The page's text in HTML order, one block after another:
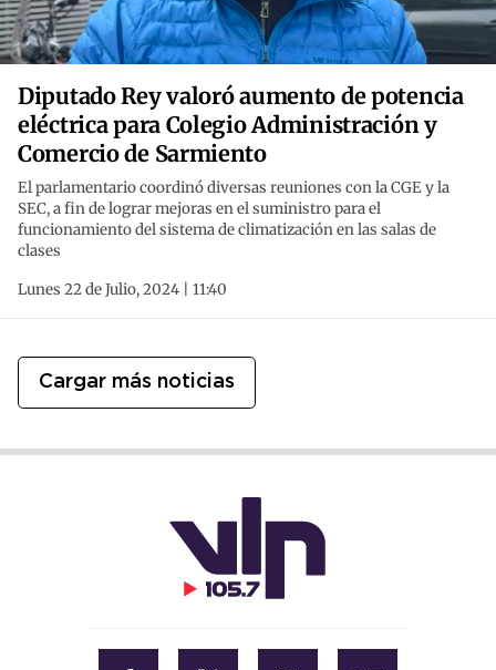
Diputado Rey valoró aumento de potencia
eléctrica para Colegio Administración y
Comercio de Sarmiento
El parlamentario coordinó diversas reuniones con la CGE y la
SEC, a fin de lograr mejoras en el suministro para el
funcionamiento del sistema de climatización en las salas de
clases
Lunes 22 de Julio, 2024 | 11:40
Cargar más noticias